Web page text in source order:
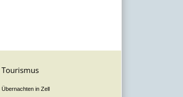
Tourismus
Übernachten in Zell